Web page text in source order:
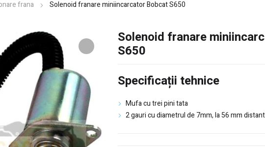
frana Solenoid franare miniincarcator Bobcat S650
Solenoid franare
S650
Specificații tehnice
Mufa cu trei pini tata
2 gauri cu diametrul de 7mm, la 56 mm